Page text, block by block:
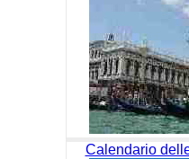
Calendario